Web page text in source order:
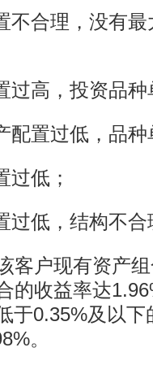
合理，没有最
高，投资品种
置过低，品种
低；
低，结构不合
户现有资产组
的收益率达
于0.35%及以
。